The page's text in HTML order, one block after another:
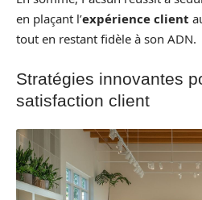
en plaçant l’expérience client
tout en restant fidèle à son ADN.
Stratégies innovantes
satisfaction client